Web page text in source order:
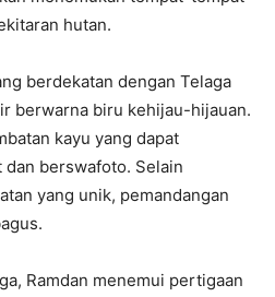
hutan.
berdekatan dengan Telaga
berwarna biru kehijau-hijauan.
kayu yang dapat
berswafoto. Selain
yang unik, pemandangan
Ramdan menemui pertigaan